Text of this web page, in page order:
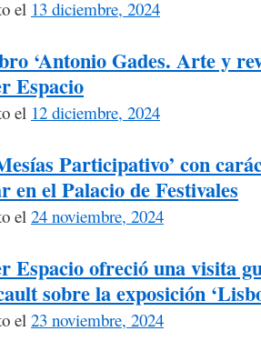
el 13 diciembre, 2024
‘Antonio Gades. Arte y
Espacio
el 12 diciembre, 2024
Participativo’ con
en el Palacio de Festivales
el 24 noviembre, 2024
Espacio ofreció una visita
sobre la exposición
el 23 noviembre, 2024